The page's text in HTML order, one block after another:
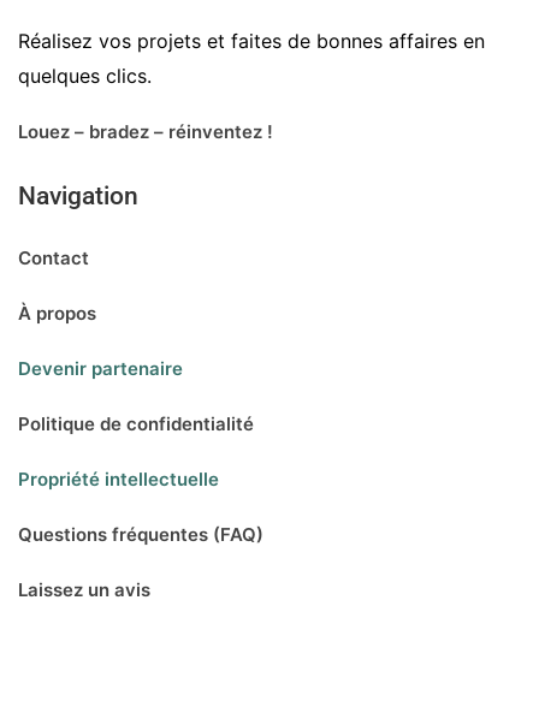
Réalisez vos projets et faites de bonnes affaires en
quelques clics.
Louez – bradez – réinventez !
Navigation
Contact
À propos
Devenir partenaire
Politique de confidentialité
Propriété intellectuelle
Questions fréquentes (FAQ)
Laissez un avis